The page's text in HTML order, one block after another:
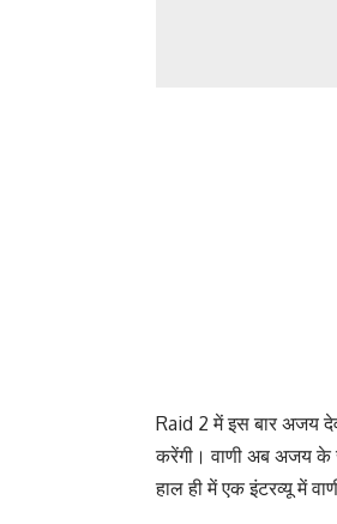
Raid 2 में इस बार अजय
करेंगी। वाणी अब अजय के
हाल ही में एक इंटरव्यू में